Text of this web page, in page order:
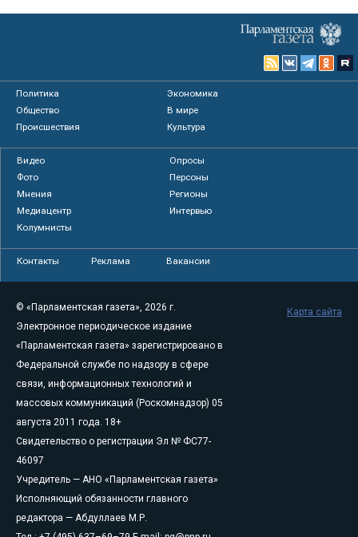
Политика
Экономика
Общество
В мире
Происшествия
Культура
Видео
Опросы
Фото
Персоны
Мнения
Регионы
Медиацентр
Интервью
Колумнисты
Контакты Реклама Вакансии
© «Парламентская газета», 2026 г.
Электронное периодическое издание
«Парламентская газета» зарегистрировано в
Федеральной службе по надзору в сфере
связи, информационных технологий и
массовых коммуникаций (Роскомнадзор) 05
августа 2011 года. 18+
Свидетельство о регистрации Эл № ФС77-
46097
Учредитель — АНО «Парламентская газета»
Исполняющий обязанности главного
редактора — Абдуллаев М.Р.
Карта сайта